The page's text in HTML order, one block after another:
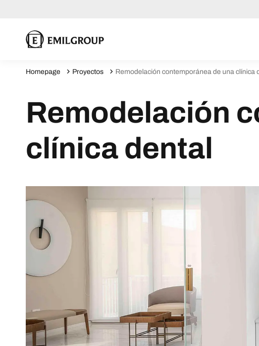
Homepage Proyectos Remodelación contemporánea de una clínica
Remodelación
clínica dental